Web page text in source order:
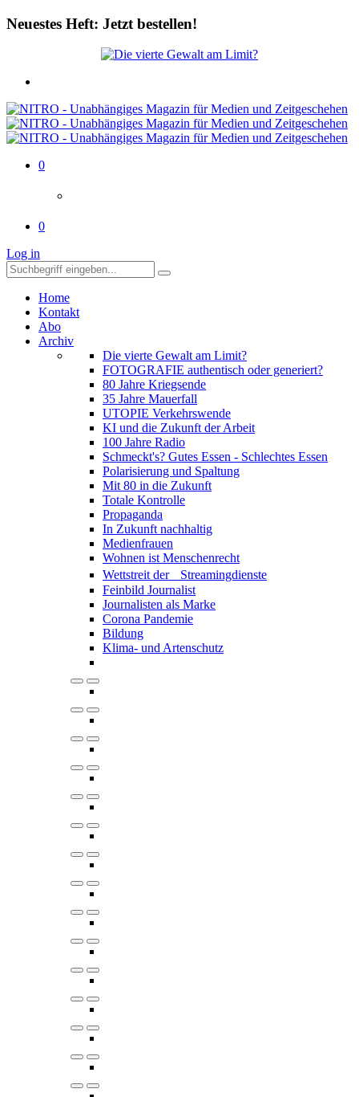
Neuestes Heft: Jetzt bestellen!
0
0
Log in
Home
Kontakt
Abo
Archiv
Die vierte Gewalt am Limit?
FOTOGRAFIE authentisch oder generiert?
80 Jahre Kriegsende
35 Jahre Mauerfall
UTOPIE Verkehrswende
KI und die Zukunft der Arbeit
100 Jahre Radio
Schmeckt's? Gutes Essen - Schlechtes Essen
Polarisierung und Spaltung
Mit 80 in die Zukunft
Totale Kontrolle
Propaganda
In Zukunft nachhaltig
Medienfrauen
Wohnen ist Menschenrecht
Wettstreit der Streamingdienste
Feinbild Journalist
Journalisten als Marke
Corona Pandemie
Bildung
Klima- und Artenschutz